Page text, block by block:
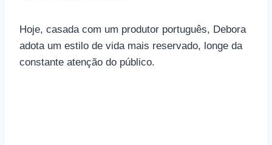
Hoje, casada com um produtor português, Debora
adota um estilo de vida mais reservado, longe da
constante atenção do público.